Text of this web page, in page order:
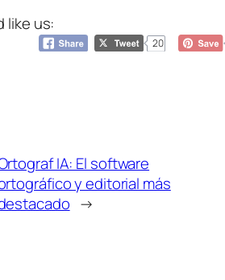
like us:
20
IA: El software
y editorial más
→